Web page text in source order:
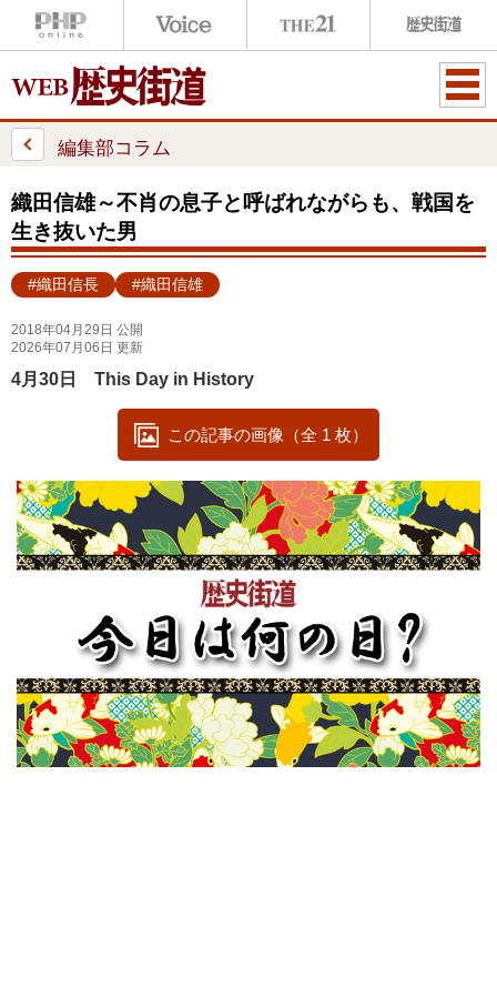
ME
編集部コラム
織田信雄～不肖の息子と呼ばれながらも、戦国を
生き抜いた男
#織田信長 #織田信雄
2018年04月29日 公開
2026年07月06日 更新
4月30日 This Day in History
この記事の画像（全 1 枚）